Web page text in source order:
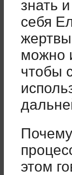
знать
себя
можно
чтобы
этом